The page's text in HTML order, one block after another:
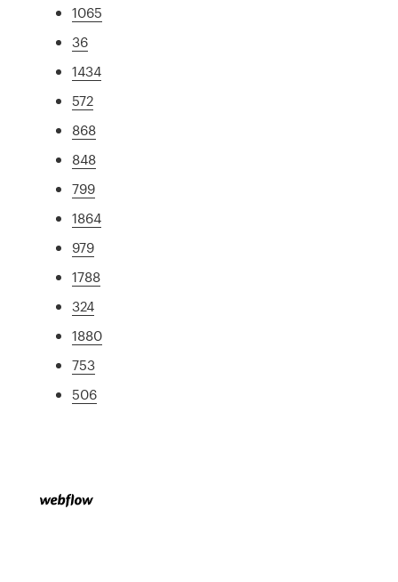
1065
36
1434
572
868
848
799
1864
979
1788
324
1880
753
506